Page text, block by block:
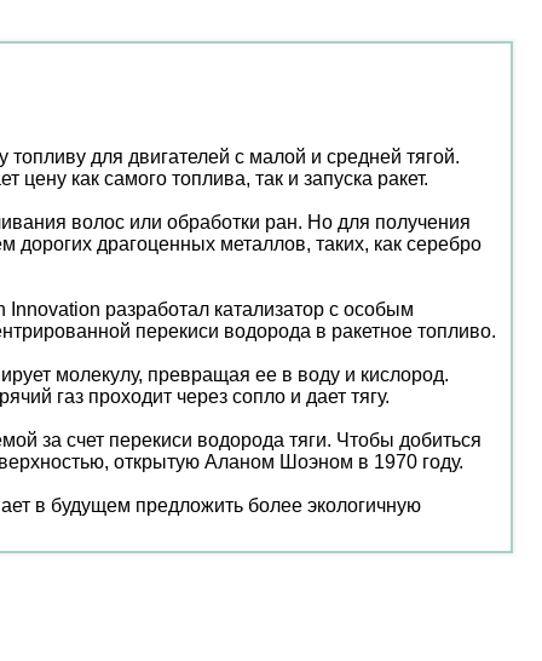
для двигателей с малой и средней тягой.
как самого топлива, так и запуска ракет.
волос или обработки ран. Но для получения
драгоценных металлов, таких, как серебро
разработал катализатор с особым
перекиси водорода в ракетное топливо.
молекулу, превращая ее в воду и кислород.
газ проходит через сопло и дает тягу.
за счет перекиси водорода тяги. Чтобы добиться
открытую Аланом Шоэном в 1970 году.
в будущем предложить более экологичную